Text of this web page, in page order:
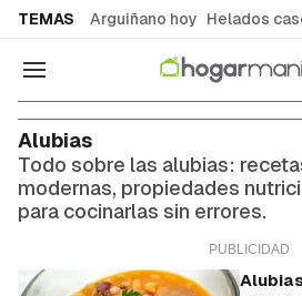
TEMAS Arguiñano hoy Helados
Navegación
Alubias
Todo sobre las alubias:
modernas, propiedades
para cocinarlas sin errores.